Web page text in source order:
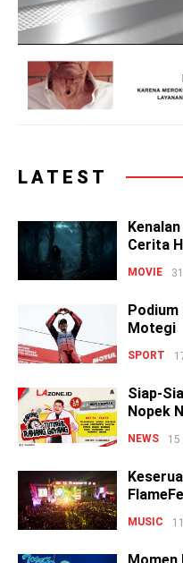
LATEST
Cerita
MOVIE
Podium
Motegi
SPORT
Siap-
Nopek
NEWS 15
MUSIC
Momen